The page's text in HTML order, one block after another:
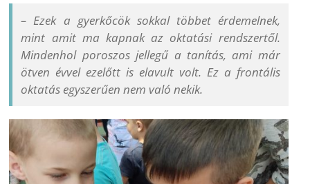
– Ezek a gyerkőcök sokkal többet érdemelnek,
mint amit ma kapnak az oktatási rendszertől.
Mindenhol poroszos jellegű a tanítás, ami már
ötven évvel ezelőtt is elavult volt. Ez a frontális
oktatás egyszerűen nem való nekik.